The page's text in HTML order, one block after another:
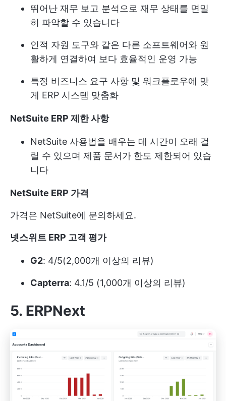
뛰어난 재무 보고 분석으로 재무 상태를 면밀
히 파악할 수 있습니다
인적 자원 도구와 같은 다른 소프트웨어와 원
활하게 연결하여 보다 효율적인 운영 가능
특정 비즈니스 요구 사항 및 워크플로우에 맞
게 ERP 시스템 맞춤화
NetSuite ERP 제한 사항
NetSuite 사용법을 배우는 데 시간이 오래 걸
릴 수 있으며 제품 문서가 한도 제한되어 있습
니다
NetSuite ERP 가격
가격은 NetSuite에 문의하세요.
넷스위트 ERP 고객 평가
G2: 4/5(2,000개 이상의 리뷰)
Capterra: 4.1/5 (1,000개 이상의 리뷰)
5. ERPNext